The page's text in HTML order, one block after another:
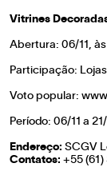
Vitrines
Abertura: 06/11, às
Participação:
Voto popular:
Período: 06/11 a 21/
Endereço: SCGV
Contatos: +55